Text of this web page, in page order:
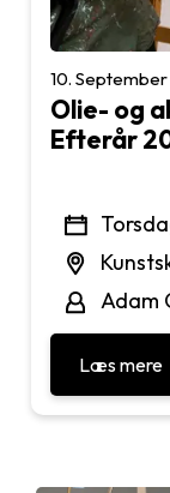
10. September
Olie- og
Efterår
Adam
Læs mere